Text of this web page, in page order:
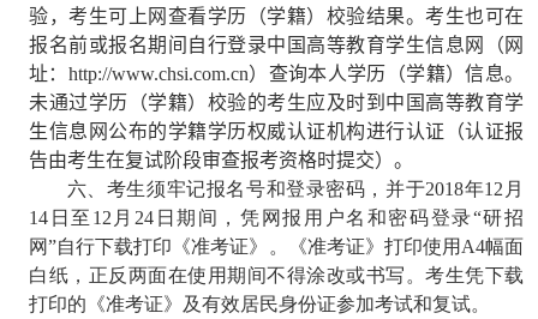
验，考生可上网查看学历（学籍）校验结果。考生也可在
报名前或报名期间自行登录中国高等教育学生信息网（网
址： http://www.chsi.com.cn）查询本人学历（学籍）信息。
未通过学历（学籍）校验的考生应及时到中国高等教育学
生信息网公布的学籍学历权威认证机构进行认证（认证报
告由考生在复试阶段审查报考资格时提交）。
六、考生须牢记报名号和登录密码，并于2018年12 月
14 日至 12 月 24 日期间，凭网报用户名和密码登录“研招
网”自行下载打印《准考证》。《准考证》打印使用 A4幅面
白纸，正反两面在使用期间不得涂改或书写。考生凭下载
打印的《准考证》及有效居民身份证参加考试和复试。